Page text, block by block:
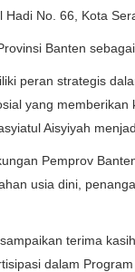
Hadi No. 66, Kota
Banten
peran strategis
yang
Aisyiyah
Pemprov
usia dini,
terima
dalam